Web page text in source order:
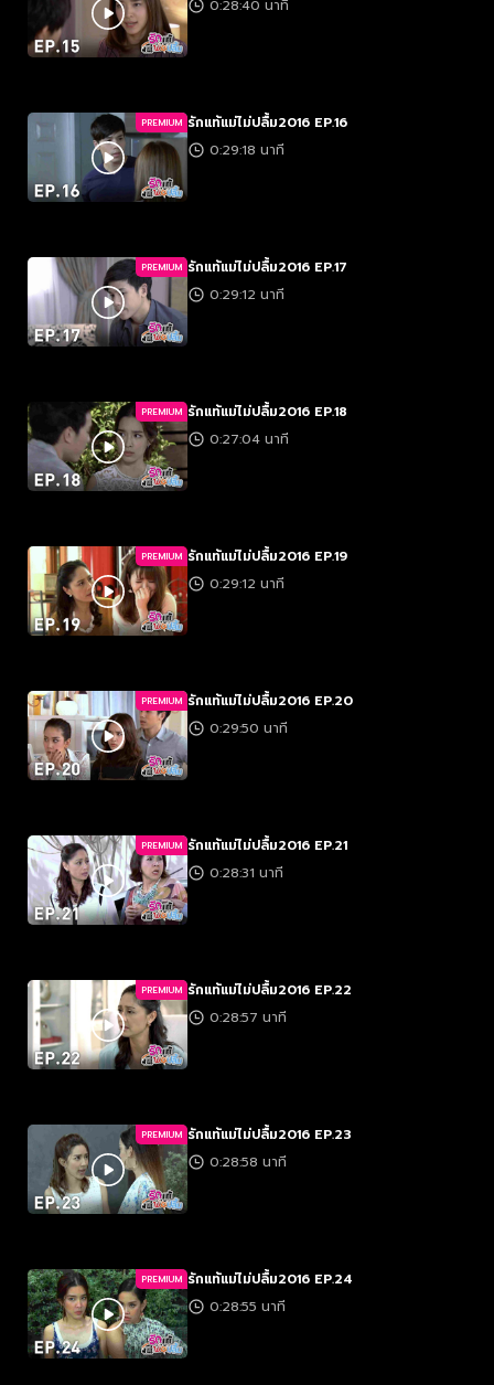
0:28:40 นาที
PREMIUM รักแท้แม่ไม่ปลื้ม2016 EP.16
0:29:18 นาที
PREMIUM รักแท้แม่ไม่ปลื้ม2016 EP.17
0:29:12 นาที
PREMIUM รักแท้แม่ไม่ปลื้ม2016 EP.18
0:27:04 นาที
PREMIUM รักแท้แม่ไม่ปลื้ม2016 EP.19
0:29:12 นาที
PREMIUM รักแท้แม่ไม่ปลื้ม2016 EP.20
0:29:50 นาที
PREMIUM รักแท้แม่ไม่ปลื้ม2016 EP.21
0:28:31 นาที
PREMIUM รักแท้แม่ไม่ปลื้ม2016 EP.22
0:28:57 นาที
PREMIUM รักแท้แม่ไม่ปลื้ม2016 EP.23
0:28:58 นาที
PREMIUM รักแท้แม่ไม่ปลื้ม2016 EP.24
0:28:55 นาที